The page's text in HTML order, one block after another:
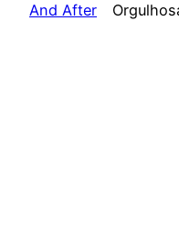
And After